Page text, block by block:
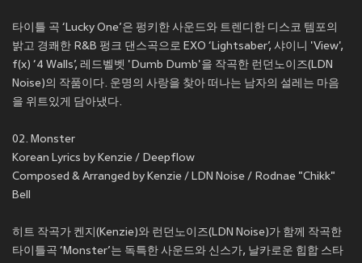
타이틀 곡 ‘Lucky One’은 펑키한 사운드와 트렌디한 디스코 템포의
밝고 경쾌한 R&B 펑크 댄스곡으로 EXO ‘Lightsaber’, 샤이니 'View',
f(x) ‘4 Walls’, 레드벨벳 'Dumb Dumb'을 작곡한 런던노이즈(LDN
Noise)의 작품이다. 운명의 사랑을 찾아 떠나는 남자의 설레는 마음
을 위트있게 담아냈다.
02. Monster
Korean Lyrics by Kenzie / Deepflow
Composed & Arranged by Kenzie / LDN Noise / Rodnae "Chikk"
Bell
히트 작곡가 켄지(Kenzie)와 런던노이즈(LDN Noise)가 함께 작곡한
타이틀곡 ‘Monster’는 독특한 사운드와 신스가, 날카로운 힙합 스타